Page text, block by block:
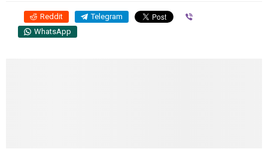
Reddit Telegram
WhatsApp